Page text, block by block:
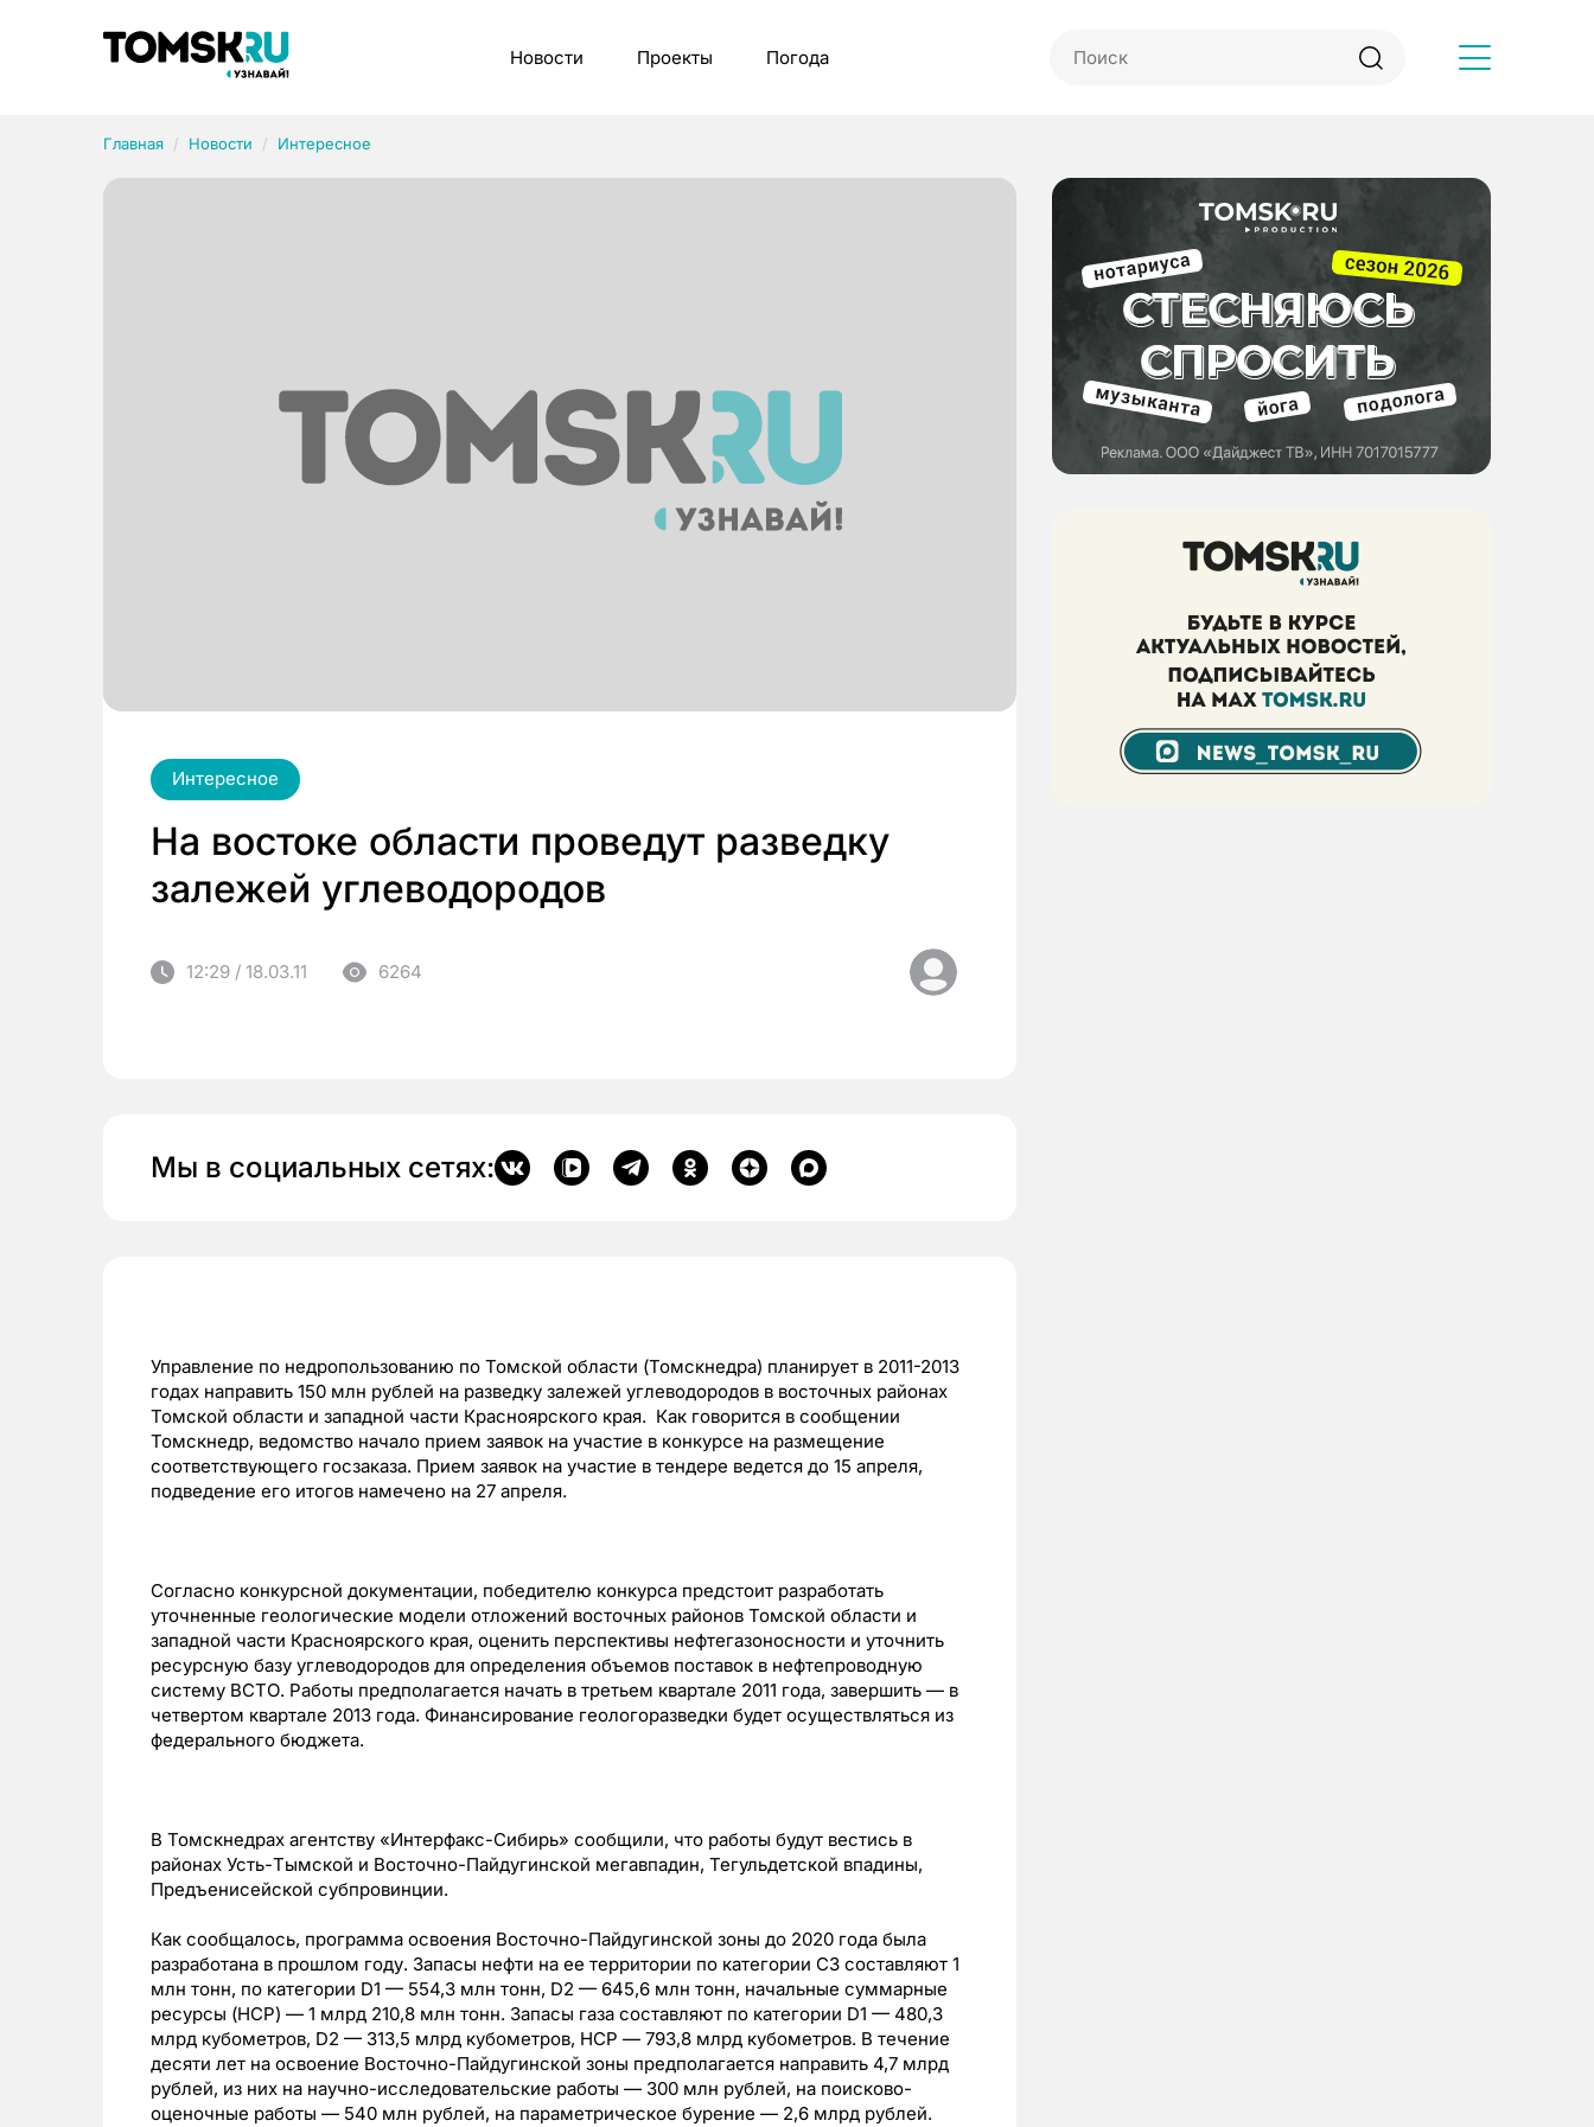
Новости Проекты Погода
Главная Новости Интересное
Интересное
На востоке области проведут разведку
залежей углеводородов
12:29 / 18.03.11 6264
Мы в социальных сетях:
Управление по недропользованию по Томской области (Томскнедра) планирует в 2011-2013
годах направить 150 млн рублей на разведку залежей углеводородов в восточных районах
Томской области и западной части Красноярского края. Как говорится в сообщении
Томскнедр, ведомство начало прием заявок на участие в конкурсе на размещение
соответствующего госзаказа. Прием заявок на участие в тендере ведется до 15 апреля,
подведение его итогов намечено на 27 апреля.
Согласно конкурсной документации, победителю конкурса предстоит разработать
уточненные геологические модели отложений восточных районов Томской области и
западной части Красноярского края, оценить перспективы нефтегазоносности и уточнить
ресурсную базу углеводородов для определения объемов поставок в нефтепроводную
систему ВСТО. Работы предполагается начать в третьем квартале 2011 года, завершить — в
четвертом квартале 2013 года. Финансирование геологоразведки будет осуществляться из
федерального бюджета.
В Томскнедрах агентству «Интерфакс-Сибирь» сообщили, что работы будут вестись в
районах Усть-Тымской и Восточно-Пайдугинской мегавпадин, Тегульдетской впадины,
Предъенисейской субпровинции.
Как сообщалось, программа освоения Восточно-Пайдугинской зоны до 2020 года была
разработана в прошлом году. Запасы нефти на ее территории по категории C3 составляют 1
млн тонн, по категории D1 — 554,3 млн тонн, D2 — 645,6 млн тонн, начальные суммарные
ресурсы (НСР) — 1 млрд 210,8 млн тонн. Запасы газа составляют по категории D1 — 480,3
млрд кубометров, D2 — 313,5 млрд кубометров, НСР — 793,8 млрд кубометров. В течение
десяти лет на освоение Восточно-Пайдугинской зоны предполагается направить 4,7 млрд
рублей, из них на научно-исследовательские работы — 300 млн рублей, на поисково-
оценочные работы — 540 млн рублей, на параметрическое бурение — 2,6 млрд рублей.
Рубрики